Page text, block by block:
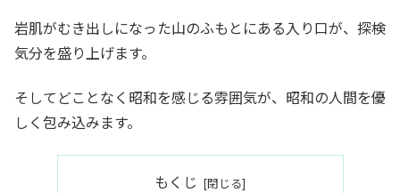
岩肌がむき出しになった山のふもとにある入り口が、探検
気分を盛り上げます。
そしてどことなく昭和を感じる雰囲気が、昭和の人間を優
しく包み込みます。
もくじ